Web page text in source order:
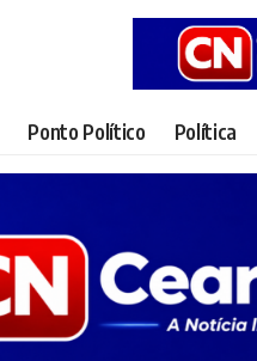
Ponto Político Política